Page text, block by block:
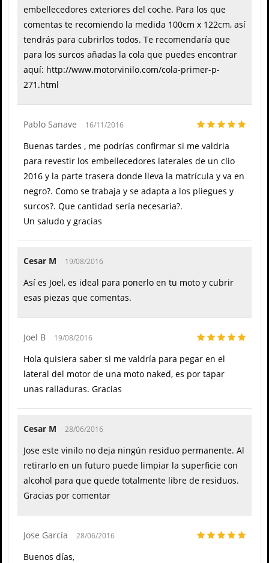
embellecedores exteriores del coche. Para los que
comentas te recomiendo la medida 100cm x 122cm, así
tendrás para cubrirlos todos. Te recomendaría que
para los surcos añadas la cola que puedes encontrar
aquí: http://www.motorvinilo.com/cola-primer-p-
271.html
Pablo Sanave 16/11/2016
Buenas tardes , me podrías confirmar si me valdria
para revestir los embellecedores laterales de un clio
2016 y la parte trasera donde lleva la matrícula y va en
negro?. Como se trabaja y se adapta a los pliegues y
surcos?. Que cantidad sería necesaria?.
Un saludo y gracias
Cesar M 19/08/2016
Así es Joel, es ideal para ponerlo en tu moto y cubrir
esas piezas que comentas.
Joel B 19/08/2016
Hola quisiera saber si me valdría para pegar en el
lateral del motor de una moto naked, es por tapar
unas ralladuras. Gracias
Cesar M 28/06/2016
Jose este vinilo no deja ningún residuo permanente. Al
retirarlo en un futuro puede limpiar la superficie con
alcohol para que quede totalmente libre de residuos.
Gracias por comentar
Jose García 28/06/2016
Buenos días,